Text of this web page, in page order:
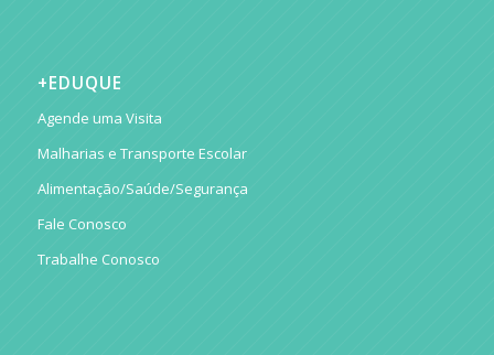
+EDUQUE
Agende uma Visita
Malharias e Transporte Escolar
Alimentação/Saúde/Segurança
Fale Conosco
Trabalhe Conosco